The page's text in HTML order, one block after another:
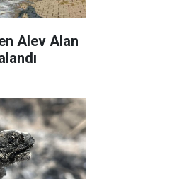
Alev Alan